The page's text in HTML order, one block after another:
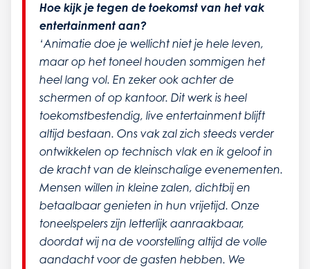
Hoe kijk je tegen de toekomst van het vak
entertainment aan?
‘Animatie doe je wellicht niet je hele leven,
maar op het toneel houden sommigen het
heel lang vol. En zeker ook achter de
schermen of op kantoor. Dit werk is heel
toekomstbestendig, live entertainment blijft
altijd bestaan. Ons vak zal zich steeds verder
ontwikkelen op technisch vlak en ik geloof in
de kracht van de kleinschalige evenementen.
Mensen willen in kleine zalen, dichtbij en
betaalbaar genieten in hun vrijetijd. Onze
toneelspelers zijn letterlijk aanraakbaar,
doordat wij na de voorstelling altijd de volle
aandacht voor de gasten hebben. We